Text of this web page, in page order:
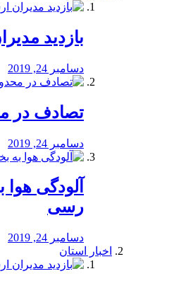
بازدید
دسامبر 24, 2019
تصادف در
دسامبر 24, 2019
آلودگی
رسی
دسامبر 24, 2019
اخبار استان